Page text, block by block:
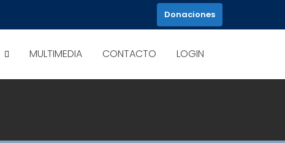
Donaciones
MULTIMEDIA CONTACTO LOGIN